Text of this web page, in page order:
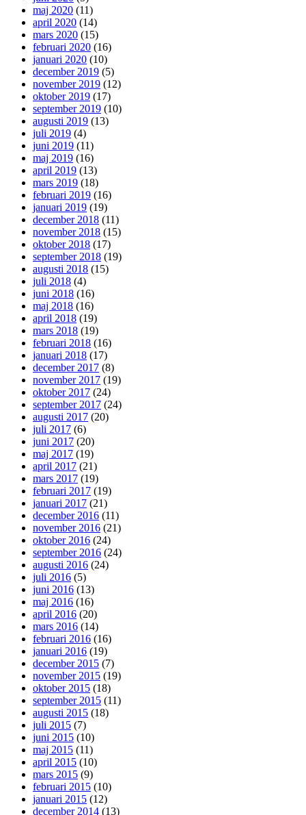
maj 2020 (11)
april 2020 (14)
mars 2020 (15)
februari 2020 (16)
januari 2020 (10)
december 2019 (5)
november 2019 (12)
oktober 2019 (17)
september 2019 (10)
augusti 2019 (13)
juli 2019 (4)
juni 2019 (11)
maj 2019 (16)
april 2019 (13)
mars 2019 (18)
februari 2019 (16)
januari 2019 (19)
december 2018 (11)
november 2018 (15)
oktober 2018 (17)
september 2018 (19)
augusti 2018 (15)
juli 2018 (4)
juni 2018 (16)
maj 2018 (16)
april 2018 (19)
mars 2018 (19)
februari 2018 (16)
januari 2018 (17)
december 2017 (8)
november 2017 (19)
oktober 2017 (24)
september 2017 (24)
augusti 2017 (20)
juli 2017 (6)
juni 2017 (20)
maj 2017 (19)
april 2017 (21)
mars 2017 (19)
februari 2017 (19)
januari 2017 (21)
december 2016 (11)
november 2016 (21)
oktober 2016 (24)
september 2016 (24)
augusti 2016 (24)
juli 2016 (5)
juni 2016 (13)
maj 2016 (16)
april 2016 (20)
mars 2016 (14)
februari 2016 (16)
januari 2016 (19)
december 2015 (7)
november 2015 (19)
oktober 2015 (18)
september 2015 (11)
augusti 2015 (18)
juli 2015 (7)
juni 2015 (10)
maj 2015 (11)
april 2015 (10)
mars 2015 (9)
februari 2015 (10)
januari 2015 (12)
december 2014 (13)